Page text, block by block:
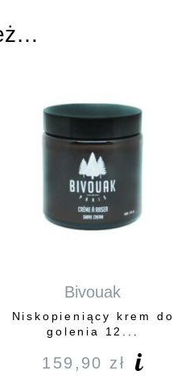
Bivouak
Niskopieniący krem do
golenia 12...
159,90 zł